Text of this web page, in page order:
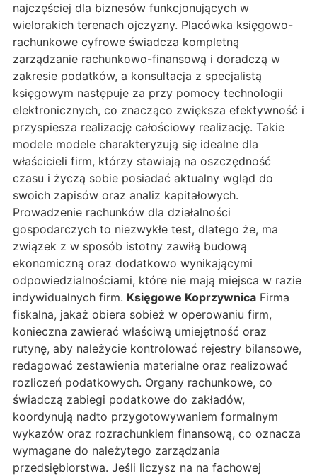
najczęściej dla biznesów funkcjonujących w
wielorakich terenach ojczyzny. Placówka księgowo-
rachunkowe cyfrowe świadcza kompletną
zarządzanie rachunkowo-finansową i doradczą w
zakresie podatków, a konsultacja z specjalistą
księgowym następuje za przy pomocy technologii
elektronicznych, co znacząco zwiększa efektywność i
przyspiesza realizację całościowy realizację. Takie
modele modele charakteryzują się idealne dla
właścicieli firm, którzy stawiają na oszczędność
czasu i życzą sobie posiadać aktualny wgląd do
swoich zapisów oraz analiz kapitałowych.
Prowadzenie rachunków dla działalności
gospodarczych to niezwykłe test, dlatego że, ma
związek z w sposób istotny zawiłą budową
ekonomiczną oraz dodatkowo wynikającymi
odpowiedzialnościami, które nie mają miejsca w razie
indywidualnych firm. Księgowe Koprzywnica Firma
fiskalna, jakaż obiera sobież w operowaniu firm,
konieczna zawierać właściwą umiejętność oraz
rutynę, aby należycie kontrolować rejestry bilansowe,
redagować zestawienia materialne oraz realizować
rozliczeń podatkowych. Organy rachunkowe, co
świadczą zabiegi podatkowe do zakładów,
koordynują nadto przygotowywaniem formalnym
wykazów oraz rozrachunkiem finansową, co oznacza
wymagane do należytego zarządzania
przedsiębiorstwa. Jeśli liczysz na na fachowej